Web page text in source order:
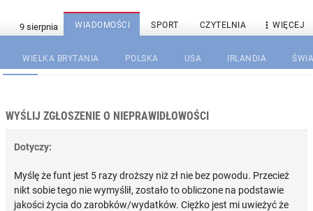
WIADOMOŚCI SPORT CZYTELNIA  WIĘCEJ
WIELKA BRYTANIA POLSKA USA IRLANDIA
WYŚLIJ ZGŁOSZENIE O NIEPRAWIDŁOWOŚCI
Dotyczy:
Myślę że funt jest 5 razy droższy niż zł nie bez powodu. Przecież
nikt sobie tego nie wymyślił, zostało to obliczone na podstawie
jakości życia do zarobków/wydatków. Ciężko jest mi uwieżyć że